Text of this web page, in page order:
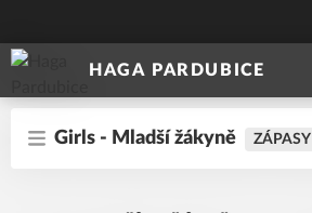
HAGA PARDUBICE
Girls - Mladší žákyně ZÁPASY